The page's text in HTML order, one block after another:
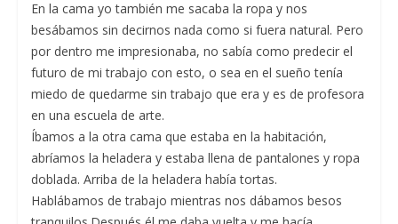
En la cama yo también me sacaba la ropa y nos
besábamos sin decirnos nada como si fuera natural. Pero
por dentro me impresionaba, no sabía como predecir el
futuro de mi trabajo con esto, o sea en el sueño tenía
miedo de quedarme sin trabajo que era y es de profesora
en una escuela de arte.
Íbamos a la otra cama que estaba en la habitación,
abríamos la heladera y estaba llena de pantalones y ropa
doblada. Arriba de la heladera había tortas.
Hablábamos de trabajo mientras nos dábamos besos